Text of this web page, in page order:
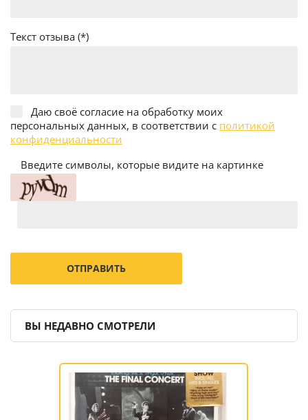
Текст отзыва (*)
Даю своё согласие на обработку моих
персональных данных, в соответствии с политикой
конфиденциальности
Введите символы, которые видите на картинке
ВЫ НЕДАВНО СМОТРЕЛИ